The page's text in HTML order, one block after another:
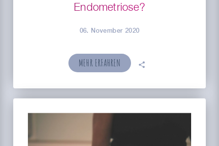
Endometriose?
06. November 2020
MEHR ERFAHREN 🗣